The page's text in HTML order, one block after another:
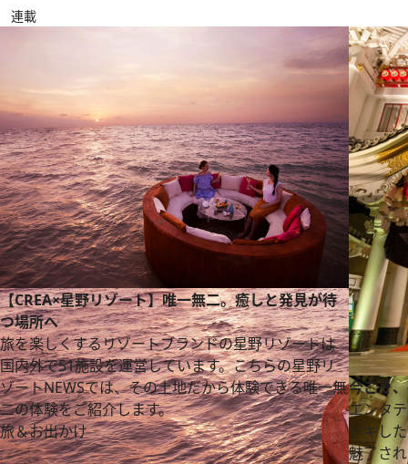
連載
【CREA×星野リゾート】唯一無二。癒しと発見が待
つ場所へ
旅を楽しくするリゾートブランドの星野リゾートは
国内外で51施設を運営しています。こちらの星野リ
ゾートNEWSでは、その土地だから体験できる唯一無
二の体験をご紹介します。
旅＆お出かけ
今こそ
エンタ
ドキし
魅了さ